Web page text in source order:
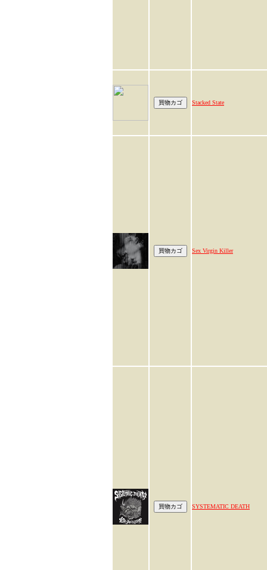
Stacked State
Sex Virgin Killer
SYSTEMATIC DEATH